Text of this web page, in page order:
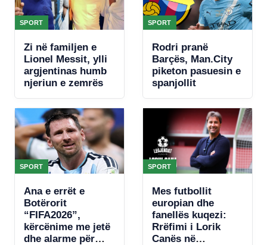
SPORT
Zi në familjen e
Lionel Messit, ylli
argjentinas humb
njeriun e zemrës
SPORT
Rodri pranë
Barçës, Man.City
piketon pasuesin e
spanjollit
SPORT
Ana e errët e
Botërorit
“FIFA2026”,
kërcënime me jetë
dhe alarme për
SPORT
Mes futbollit
europian dhe
fanellës kuqezi:
Rrëfimi i Lorik
Canës në